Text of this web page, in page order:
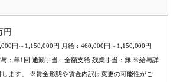
円
円～1,150,000円 月給：460,000円～1,150,000円
与：年1回 通勤手当：全額支給 残業手当：無 ※給与詳
します。 ※賃金形態や賃金内訳は変更の可能性がご